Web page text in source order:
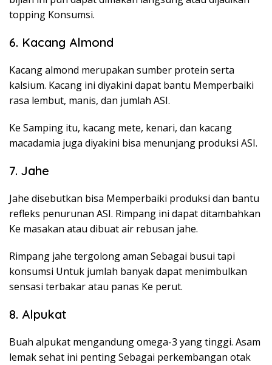
topping Konsumsi.
6. Kacang Almond
Kacang almond merupakan sumber protein serta
kalsium. Kacang ini diyakini dapat bantu Memperbaiki
rasa lembut, manis, dan jumlah ASI.
Ke Samping itu, kacang mete, kenari, dan kacang
macadamia juga diyakini bisa menunjang produksi ASI.
7. Jahe
Jahe disebutkan bisa Memperbaiki produksi dan bantu
refleks penurunan ASI. Rimpang ini dapat ditambahkan
Ke masakan atau dibuat air rebusan jahe.
Rimpang jahe tergolong aman Sebagai busui tapi
konsumsi Untuk jumlah banyak dapat menimbulkan
sensasi terbakar atau panas Ke perut.
8. Alpukat
Buah alpukat mengandung omega-3 yang tinggi. Asam
lemak sehat ini penting Sebagai perkembangan otak